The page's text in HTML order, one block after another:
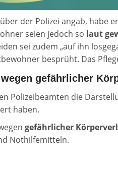
der Polizei angab, habe
seien jedoch so laut
sei zudem „auf ihn
besprüht. Das
gefährlicher
Polizeibeamten die
haben.
gefährlicher
Nothilfemitteln.